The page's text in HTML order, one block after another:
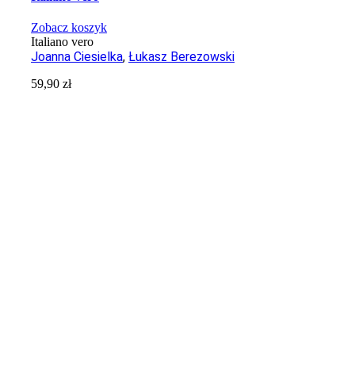
Zobacz koszyk
Italiano vero
Joanna Ciesielka,Łukasz Berezowski
59,90zł